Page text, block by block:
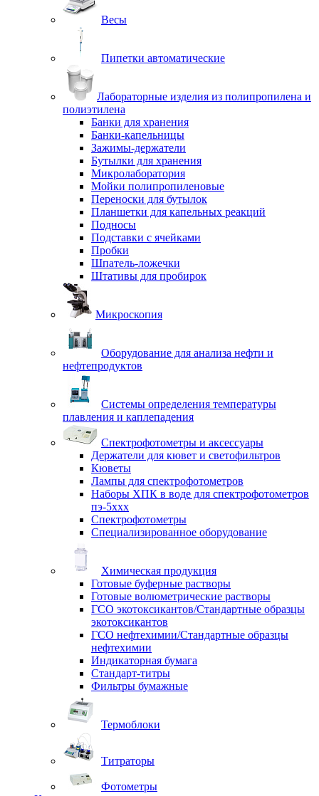
Весы
Пипетки автоматические
Лабораторные изделия из полипропилена и
полиэтилена
Банки для хранения
Банки-капельницы
Зажимы-держатели
Бутылки для хранения
Микролаборатория
Мойки полипропиленовые
Переноски для бутылок
Планшетки для капельных реакций
Подносы
Подставки с ячейками
Пробки
Шпатель-ложечки
Штативы для пробирок
Микроскопия
Оборудование для анализа нефти и
нефтепродуктов
Системы определения температуры
плавления и каплепадения
Спектрофотометры и аксессуары
Держатели для кювет и светофильтров
Кюветы
Лампы для спектрофотометров
Наборы ХПК в воде для спектрофотометров
пэ-5ххх
Спектрофотометры
Специализированное оборудование
Химическая продукция
Готовые буферные растворы
Готовые волюметрические растворы
ГСО экотоксикантов/Стандартные образцы
экотоксикантов
ГСО нефтехимии/Стандартные образцы
нефтехимии
Индикаторная бумага
Стандарт-титры
Фильтры бумажные
Термоблоки
Титраторы
Фотометры